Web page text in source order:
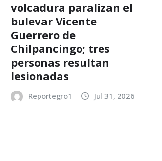
volcadura paralizan el
bulevar Vicente
Guerrero de
Chilpancingo; tres
personas resultan
lesionadas
Reportegro1 Jul 31, 2026